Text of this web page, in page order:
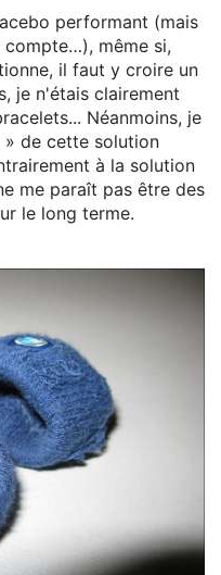
performant (mais
compte…), même si,
il faut y croire un
je n'étais clairement
Néanmoins, je
» de cette solution
à la solution
me paraît pas être des
le long terme.